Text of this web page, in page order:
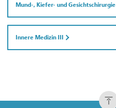
Mund-, Kiefer- und Gesichtschirurgie
Innere Medizin III